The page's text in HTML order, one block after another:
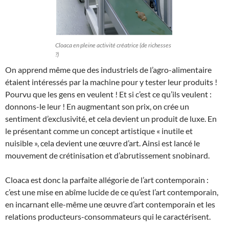
Cloaca en pleine activité créatrice (de richesses
?)
On apprend même que des industriels de l’agro-alimentaire
étaient intéressés par la machine pour y tester leur produits !
Pourvu que les gens en veulent ! Et si c’est ce qu’ils veulent :
donnons-le leur ! En augmentant son prix, on crée un
sentiment d’exclusivité, et cela devient un produit de luxe. En
le présentant comme un concept artistique « inutile et
nuisible », cela devient une œuvre d’art. Ainsi est lancé le
mouvement de crétinisation et d’abrutissement snobinard.
Cloaca est donc la parfaite allégorie de l’art contemporain :
c’est une mise en abîme lucide de ce qu’est l’art contemporain,
en incarnant elle-même une œuvre d’art contemporain et les
relations producteurs-consommateurs qui le caractérisent.